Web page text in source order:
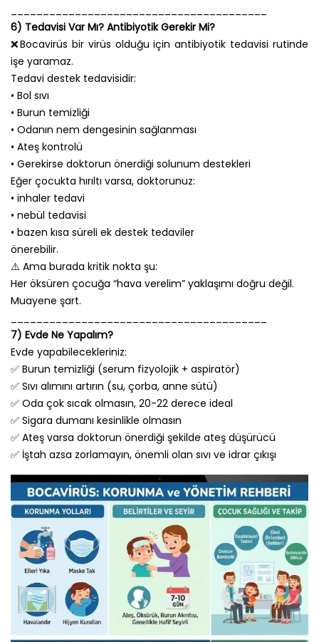
6) Tedavisi Var Mı? Antibiyotik Gerekir Mi?
❌Bocavirüs bir virüs olduğu için antibiyotik tedavisi rutinde
işe yaramaz.
Tedavi destek tedavisidir:
• Bol sıvı
• Burun temizliği
• Odanın nem dengesinin sağlanması
• Ateş kontrolü
• Gerekirse doktorun önerdiği solunum destekleri
Eğer çocukta hırıltı varsa, doktorunuz:
• inhaler tedavi
• nebül tedavisi
• bazen kısa süreli ek destek tedaviler
önerebilir.
⚠️ Ama burada kritik nokta şu:
Her öksüren çocuğa “hava verelim” yaklaşımı doğru değil.
Muayene şart.
7) Evde Ne Yapalım?
Evde yapabilecekleriniz:
✅ Burun temizliği (serum fizyolojik + aspiratör)
✅ Sıvı alımını artırın (su, çorba, anne sütü)
✅ Oda çok sıcak olmasın, 20-22 derece ideal
✅ Sigara dumanı kesinlikle olmasın
✅ Ateş varsa doktorun önerdiği şekilde ateş düşürücü
✅ İştah azsa zorlamayın, önemli olan sıvı ve idrar çıkışı